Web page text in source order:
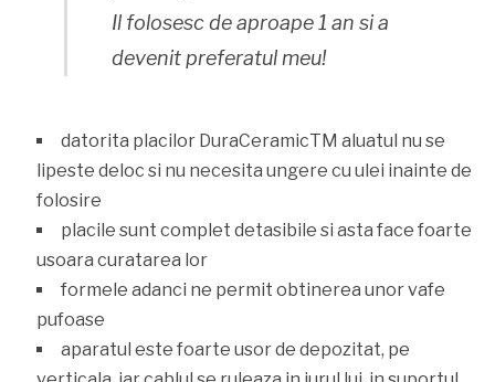
Il folosesc de aproape 1 an si a
devenit preferatul meu!
datorita placilor DuraCeramicTM aluatul nu se
lipeste deloc si nu necesita ungere cu ulei inainte de
folosire
placile sunt complet detasibile si asta face foarte
usoara curatarea lor
formele adanci ne permit obtinerea unor vafe
pufoase
aparatul este foarte usor de depozitat, pe